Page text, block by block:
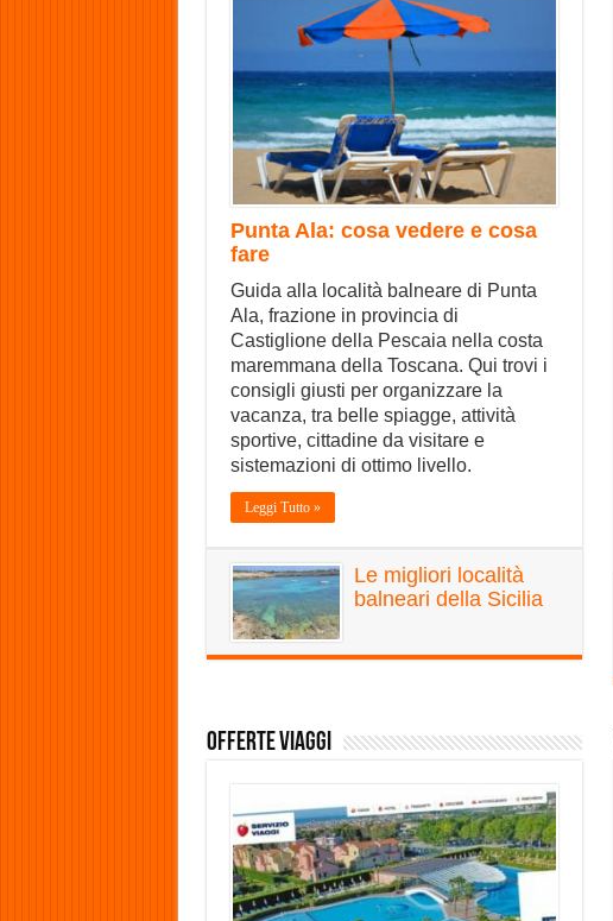
Punta Ala: cosa vedere e cosa
fare
Guida alla località balneare di Punta
Ala, frazione in provincia di
Castiglione della Pescaia nella costa
maremmana della Toscana. Qui trovi i
consigli giusti per organizzare la
vacanza, tra belle spiagge, attività
sportive, cittadine da visitare e
sistemazioni di ottimo livello.
Leggi Tutto »
Le migliori località
balneari della Sicilia
Offerte Viaggi